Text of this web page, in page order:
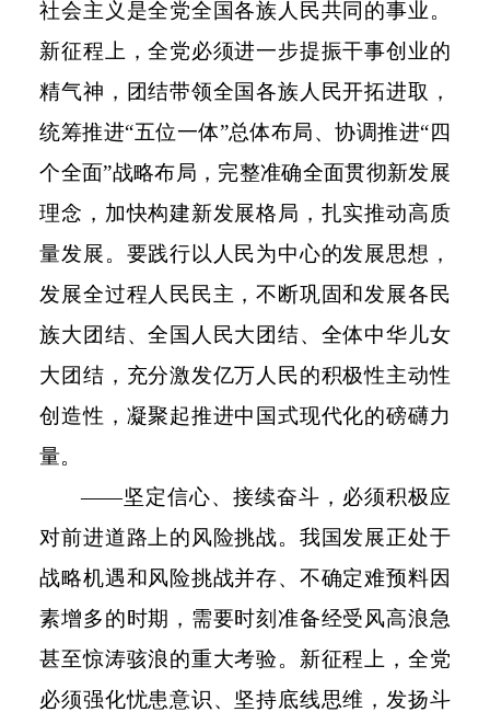
社会主义是全党全国各族人民共同的事业。
新征程上，全党必须进一步提振干事创业的
精气神，团结带领全国各族人民开拓进取，
统筹推进“五位一体”总体布局、协调推进“四
个全面”战略布局，完整准确全面贯彻新发展
理念，加快构建新发展格局，扎实推动高质
量发展。要践行以人民为中心的发展思想，
发展全过程人民民主，不断巩固和发展各民
族大团结、全国人民大团结、全体中华儿女
大团结，充分激发亿万人民的积极性主动性
创造性，凝聚起推进中国式现代化的磅礴力
量。
——坚定信心、接续奋斗，必须积极应
对前进道路上的风险挑战。我国发展正处于
战略机遇和风险挑战并存、不确定难预料因
素增多的时期，需要时刻准备经受风高浪急
甚至惊涛骇浪的重大考验。新征程上，全党
必须强化忧患意识、坚持底线思维，发扬斗